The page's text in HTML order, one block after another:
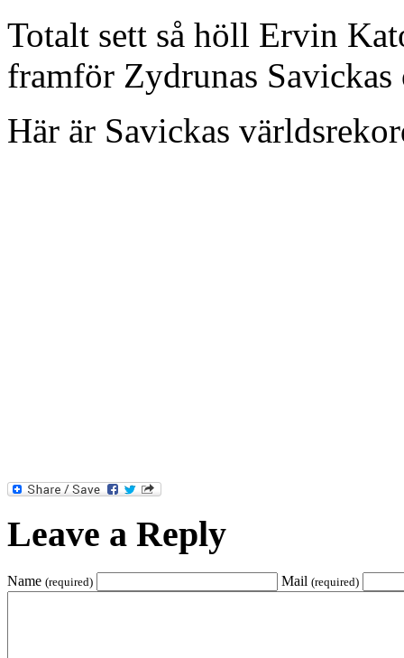
Totalt sett så höll Ervin
framför Zydrunas Savickas
Här är Savickas
Leave a Reply
Name (required) Mail (required)